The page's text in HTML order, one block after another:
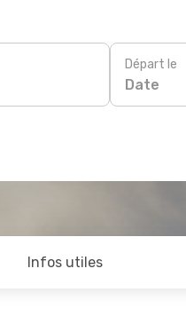
Départ le
Date
Infos utiles